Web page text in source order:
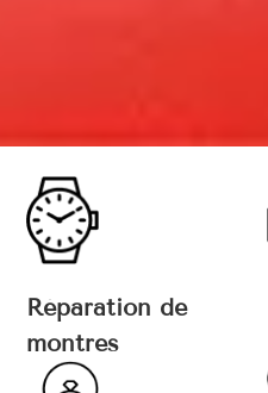
Réparation de
montres